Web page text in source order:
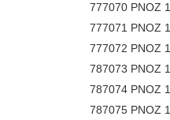
777070 PNOZ
777071 PNOZ
777072 PNOZ
787073 PNOZ
787074 PNOZ
787075 PNOZ